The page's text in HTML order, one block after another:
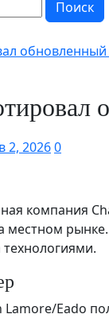
Поиск
2, 20260
компания
местном
Eado